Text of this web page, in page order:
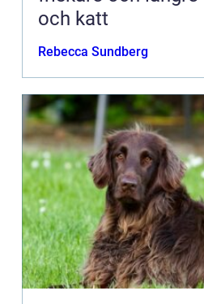
och katt
Rebecca Sundberg